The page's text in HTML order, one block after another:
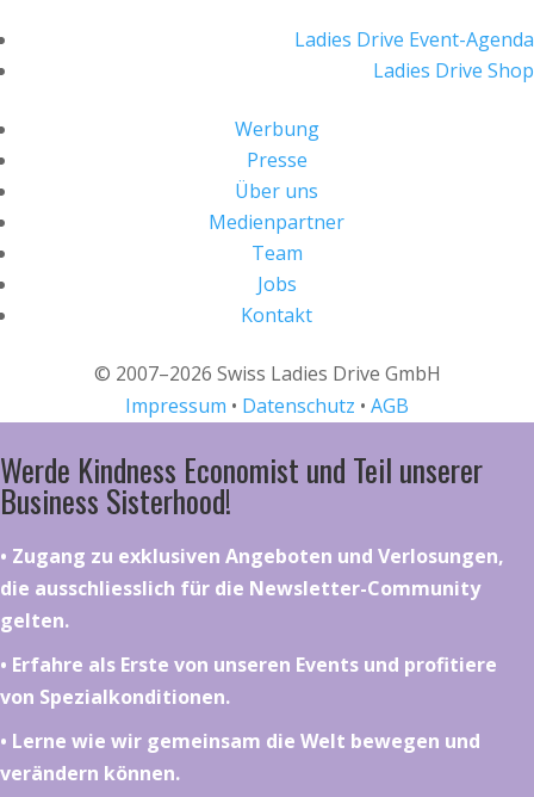
Ladies Drive Event-Agenda
Ladies Drive Shop
Werbung
Presse
Über uns
Medienpartner
Team
Jobs
Kontakt
© 2007–2026 Swiss Ladies Drive GmbH
Impressum • Datenschutz • AGB
Werde Kindness Economist und Teil unserer
Business Sisterhood!
•⁠ ⁠⁠Zugang zu exklusiven Angeboten und Verlosungen,
die ausschliesslich für die Newsletter-Community
gelten.
•⁠ ⁠⁠Erfahre als Erste von unseren Events und profitiere
von Spezialkonditionen.
•⁠ ⁠⁠Lerne wie wir gemeinsam die Welt bewegen und
verändern können.